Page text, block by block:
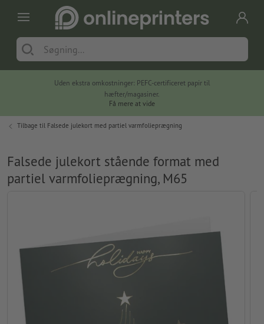
Uden ekstra omkostninger: PEFC-certificeret papir til
hæfter/magasiner.
Få mere at vide
Tilbage til Falsede julekort med partiel varmfolieprægning
Falsede julekort stående format med
partiel varmfolieprægning, M65